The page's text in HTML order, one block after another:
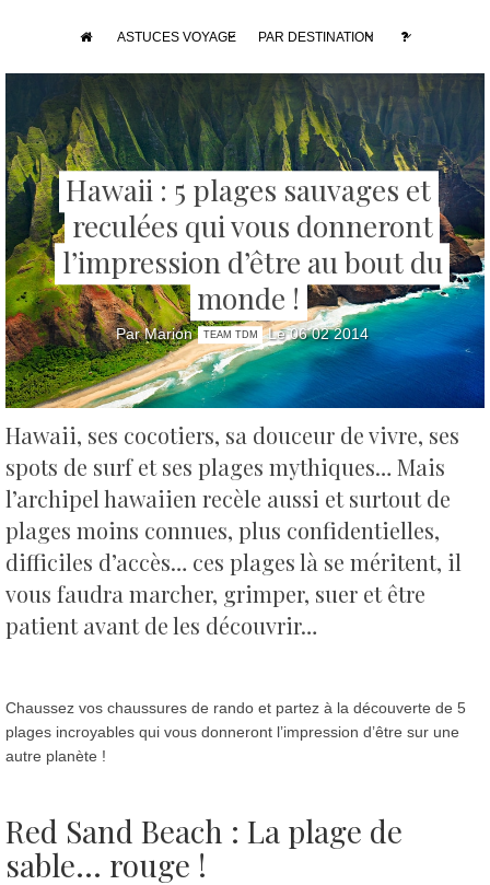
ASTUCES VOYAGE PAR DESTINATION
Hawaii : 5 plages sauvages et
reculées qui vous donneront
l’impression d’être au bout du
monde !
Par Marion TEAM TDM Le 06 02 2014
Hawaii, ses cocotiers, sa douceur de vivre, ses
spots de surf et ses plages mythiques… Mais
l’archipel hawaiien recèle aussi et surtout de
plages moins connues, plus confidentielles,
difficiles d’accès… ces plages là se méritent, il
vous faudra marcher, grimper, suer et être
patient avant de les découvrir…
Chaussez vos chaussures de rando et partez à la découverte de 5
plages incroyables qui vous donneront l’impression d’être sur une
autre planète !
Red Sand Beach : La plage de
sable… rouge !